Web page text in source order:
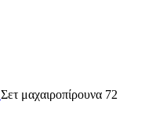
Σετ μαχαιροπίρουνα 72